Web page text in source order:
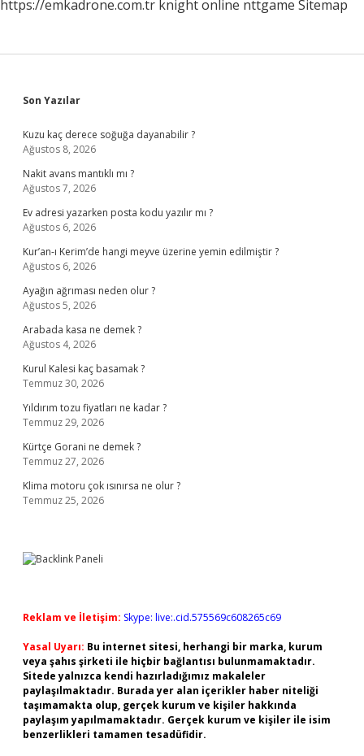
https://emkadrone.com.tr knight online nttgame Sitemap
Sidebar
Son Yazılar
Kuzu kaç derece soğuğa dayanabilir ?
Ağustos 8, 2026
Nakit avans mantıklı mı ?
Ağustos 7, 2026
Ev adresi yazarken posta kodu yazılır mı ?
Ağustos 6, 2026
Kur’an-ı Kerim’de hangi meyve üzerine yemin edilmiştir ?
Ağustos 6, 2026
Ayağın ağrıması neden olur ?
Ağustos 5, 2026
Arabada kasa ne demek ?
Ağustos 4, 2026
Kurul Kalesi kaç basamak ?
Temmuz 30, 2026
Yıldırım tozu fiyatları ne kadar ?
Temmuz 29, 2026
Kürtçe Gorani ne demek ?
Temmuz 27, 2026
Klima motoru çok ısınırsa ne olur ?
Temmuz 25, 2026
Reklam ve İletişim: Skype: live:.cid.575569c608265c69
Yasal Uyarı: Bu internet sitesi, herhangi bir marka, kurum
veya şahıs şirketi ile hiçbir bağlantısı bulunmamaktadır.
Sitede yalnızca kendi hazırladığımız makaleler
paylaşılmaktadır. Burada yer alan içerikler haber niteliği
taşımamakta olup, gerçek kurum ve kişiler hakkında
paylaşım yapılmamaktadır. Gerçek kurum ve kişiler ile isim
benzerlikleri tamamen tesadüfidir.